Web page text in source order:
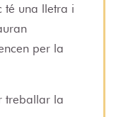
té una lletra i
per la
treballar la